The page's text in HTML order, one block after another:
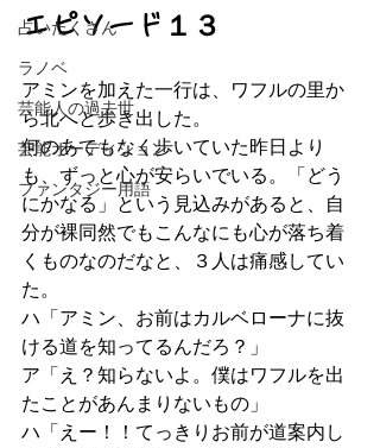
占いたくさん
ラノベ
芸能人の過去世
芸能オーディション
ファンタジー用語
エピソード１３
アミンを加えた一行は、ワフルの里か
ら北へと歩き出した。
何のあてもなく歩いていた昨日より
も、ずっと心が安らいでいる。「どう
にかなる」という見込みがあると、自
分が裸同然でもこんなにも心が落ち着
くものなのだなと、３人は痛感してい
た。
ハ「アミン、お前はカルベローナに抜
ける道を知ってるんだろ？」
ア「え？知らないよ。僕はワフルを出
たことがあんまりないもの」
ハ「えー！！てっきりお前が道案内し